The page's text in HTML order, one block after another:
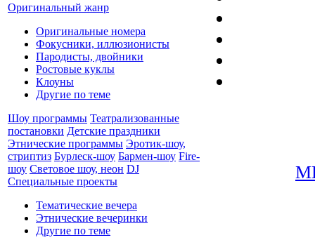
Оригинальный жанр
Оригинальные номера
Фокусники, иллюзионисты
Пародисты, двойники
Ростовые куклы
Клоуны
Другие по теме
Шоу программы Театрализованные
постановки Детские праздники
Этнические программы Эротик-шоу,
стриптиз Бурлеск-шоу Бармен-шоу Fire-
шоу Световое шоу, неон DJ
Специальные проекты
Тематические вечера
Этнические вечеринки
Другие по теме